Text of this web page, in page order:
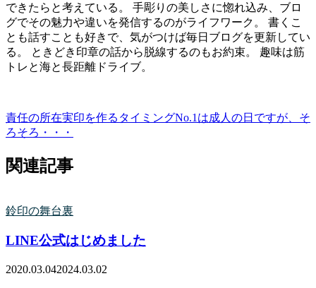
できたらと考えている。 手彫りの美しさに惚れ込み、ブロ
グでその魅力や違いを発信するのがライフワーク。 書くこ
とも話すことも好きで、気がつけば毎日ブログを更新してい
る。 ときどき印章の話から脱線するのもお約束。 趣味は筋
トレと海と長距離ドライブ。
責任の所在実印を作るタイミングNo.1は成人の日ですが、そ
ろそろ・・・
関連記事
鈴印の舞台裏
LINE公式はじめました
2020.03.042024.03.02